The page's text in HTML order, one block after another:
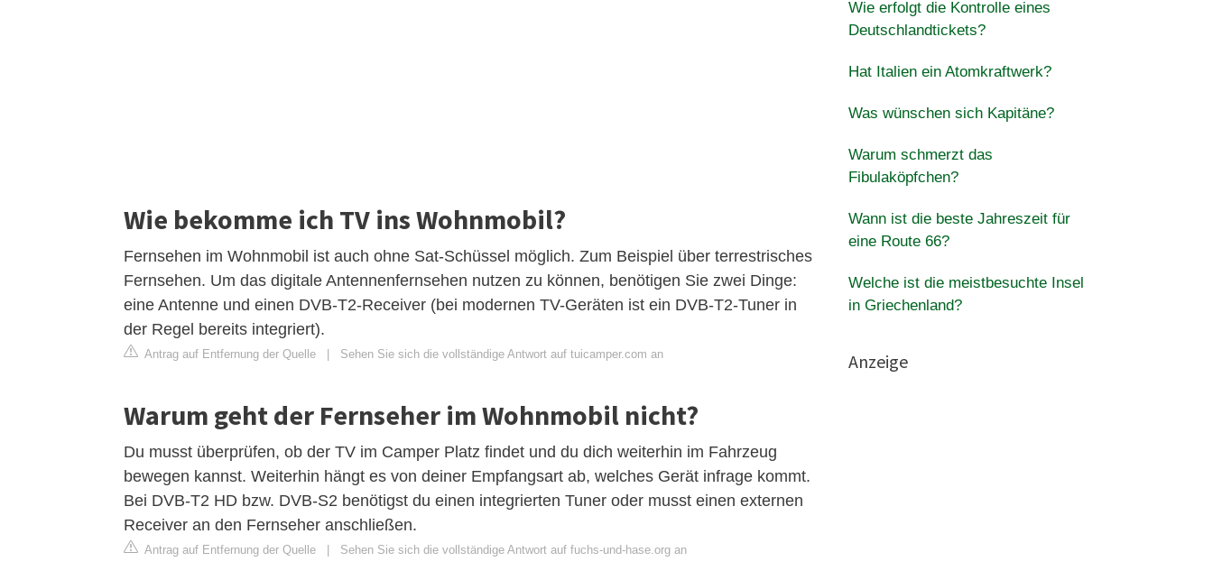
Wie bekomme ich TV ins Wohnmobil?
Fernsehen im Wohnmobil ist auch ohne Sat-Schüssel möglich. Zum Beispiel über terrestrisches
Fernsehen. Um das digitale Antennenfernsehen nutzen zu können, benötigen Sie zwei Dinge:
eine Antenne und einen DVB-T2-Receiver (bei modernen TV-Geräten ist ein DVB-T2-Tuner in
der Regel bereits integriert).
Antrag auf Entfernung der Quelle Sehen Sie sich die vollständige Antwort auf tuicamper.com an
Warum geht der Fernseher im Wohnmobil nicht?
Du musst überprüfen, ob der TV im Camper Platz findet und du dich weiterhin im Fahrzeug
bewegen kannst. Weiterhin hängt es von deiner Empfangsart ab, welches Gerät infrage kommt.
Bei DVB-T2 HD bzw. DVB-S2 benötigst du einen integrierten Tuner oder musst einen externen
Receiver an den Fernseher anschließen.
Antrag auf Entfernung der Quelle Sehen Sie sich die vollständige Antwort auf fuchs-und-hase.org an
Wie erfolgt die Kontrolle eines
Deutschlandtickets?
Hat Italien ein Atomkraftwerk?
Was wünschen sich Kapitäne?
Warum schmerzt das
Fibulaköpfchen?
Wann ist die beste Jahreszeit für
eine Route 66?
Welche ist die meistbesuchte Insel
in Griechenland?
Anzeige